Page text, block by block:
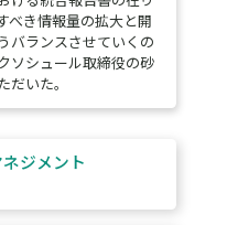
べき情報量の拡大と開
バランスさせていくの
ソシュール取締役の砂
だいた。
ジメント